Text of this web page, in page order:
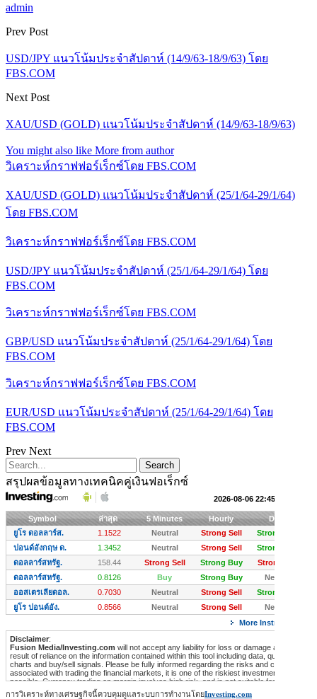
admin
Prev Post
USD/JPY แนวโน้มประจำสัปดาห์ (14/9/63-18/9/63) โดย
FBS.COM
Next Post
XAU/USD (GOLD) แนวโน้มประจำสัปดาห์ (14/9/63-18/9/63)
You might also like More from author
วิเคราะห์กราฟฟอร์เร็กซ์โดย FBS.COM
XAU/USD (GOLD) แนวโน้มประจำสัปดาห์ (25/1/64-29/1/64)
โดย FBS.COM
วิเคราะห์กราฟฟอร์เร็กซ์โดย FBS.COM
USD/JPY แนวโน้มประจำสัปดาห์ (25/1/64-29/1/64) โดย
FBS.COM
วิเคราะห์กราฟฟอร์เร็กซ์โดย FBS.COM
GBP/USD แนวโน้มประจำสัปดาห์ (25/1/64-29/1/64) โดย
FBS.COM
วิเคราะห์กราฟฟอร์เร็กซ์โดย FBS.COM
EUR/USD แนวโน้มประจำสัปดาห์ (25/1/64-29/1/64) โดย
FBS.COM
Prev Next
สรุปผลข้อมูลทางเทคนิคคู่เงินฟอเร็กซ์
การวิเคราะห์ทางเศรษฐกิจนี้ควบคุมดูแลระบบการทำงานโดยInvesting.com